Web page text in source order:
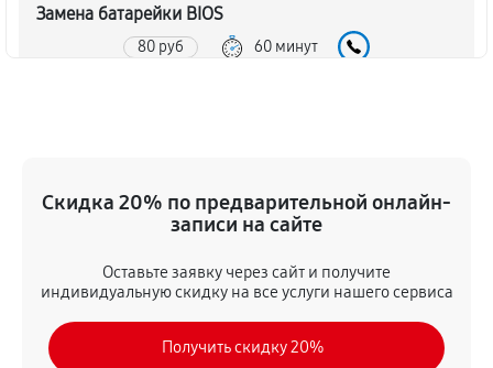
Замена батарейки BIOS
80 руб 60 минут
Скидка 20% по предварительной онлайн-
записи на сайте
Оставьте заявку через сайт и получите
индивидуальную скидку на все услуги нашего сервиса
Получить скидку 20%